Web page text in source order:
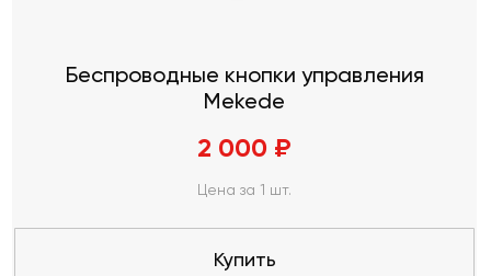
Беспроводные кнопки управления
Mekede
2 000 ₽
Цена за 1 шт.
Купить